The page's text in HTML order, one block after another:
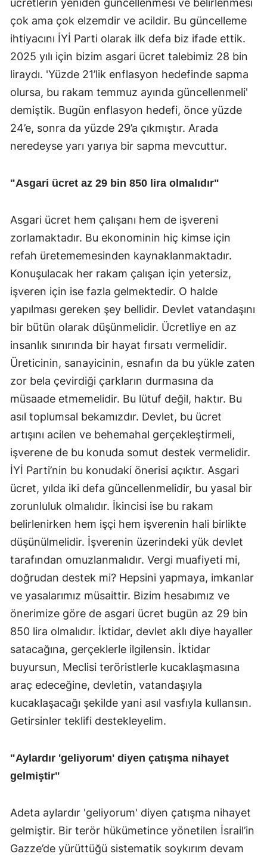
ücretlerin yeniden güncellenmesi ve belirlenmesi
çok ama çok elzemdir ve acildir. Bu güncelleme
ihtiyacını İYİ Parti olarak ilk defa biz ifade ettik.
2025 yılı için bizim asgari ücret talebimiz 28 bin
liraydı. 'Yüzde 21’lik enflasyon hedefinde sapma
olursa, bu rakam temmuz ayında güncellenmeli'
demiştik. Bugün enflasyon hedefi, önce yüzde
24’e, sonra da yüzde 29’a çıkmıştır. Arada
neredeyse yarı yarıya bir sapma mevcuttur.
"Asgari ücret az 29 bin 850 lira olmalıdır"
Asgari ücret hem çalışanı hem de işvereni
zorlamaktadır. Bu ekonominin hiç kimse için
refah üretememesinden kaynaklanmaktadır.
Konuşulacak her rakam çalışan için yetersiz,
işveren için ise fazla gelmektedir. O halde
yapılması gereken şey bellidir. Devlet vatandaşını
bir bütün olarak düşünmelidir. Ücretliye en az
insanlık sınırında bir hayat fırsatı vermelidir.
Üreticinin, sanayicinin, esnafın da bu yükle zaten
zor bela çevirdiği çarkların durmasına da
müsaade etmemelidir. Bu lütuf değil, haktır. Bu
asıl toplumsal bekamızdır. Devlet, bu ücret
artışını acilen ve behemahal gerçekleştirmeli,
işverene de bu konuda somut destek vermelidir.
İYİ Parti’nin bu konudaki önerisi açıktır. Asgari
ücret, yılda iki defa güncellenmelidir, bu yasal bir
zorunluluk olmalıdır. İkincisi ise bu rakam
belirlenirken hem işçi hem işverenin hali birlikte
düşünülmelidir. İşverenin üzerindeki yük devlet
tarafından omuzlanmalıdır. Vergi muafiyeti mi,
doğrudan destek mi? Hepsini yapmaya, imkanlar
ve yasalarımız müsaittir. Bizim hesabımız ve
önerimize göre de asgari ücret bugün az 29 bin
850 lira olmalıdır. İktidar, devlet aklı diye hayaller
satacağına, gerçeklerle ilgilensin. İktidar
buyursun, Meclisi teröristlerle kucaklaşmasına
araç edeceğine, devletin, vatandaşıyla
kucaklaşacağı şekilde yani asıl vasfıyla kullansın.
Getirsinler teklifi destekleyelim.
"Aylardır 'geliyorum' diyen çatışma nihayet
gelmiştir"
Adeta aylardır 'geliyorum' diyen çatışma nihayet
gelmiştir. Bir terör hükümetince yönetilen İsrail’in
Gazze’de yürüttüğü sistematik soykırım devam